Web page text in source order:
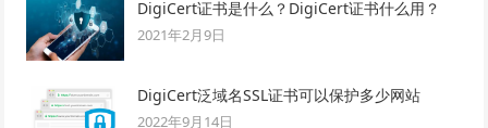
DigiCert证书是什么？DigiCert证书什么用？
2021年2月9日
DigiCert泛域名SSL证书可以保护多少网站
2022年9月14日